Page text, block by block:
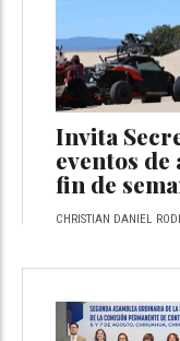
Invita
eventos
fin de
CHRISTIAN DANIEL